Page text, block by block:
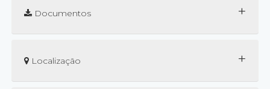
Documentos +
Localização +